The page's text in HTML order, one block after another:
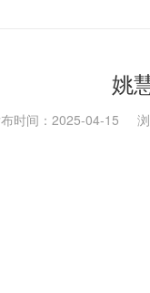
姚
时间：2025-04-15 浏